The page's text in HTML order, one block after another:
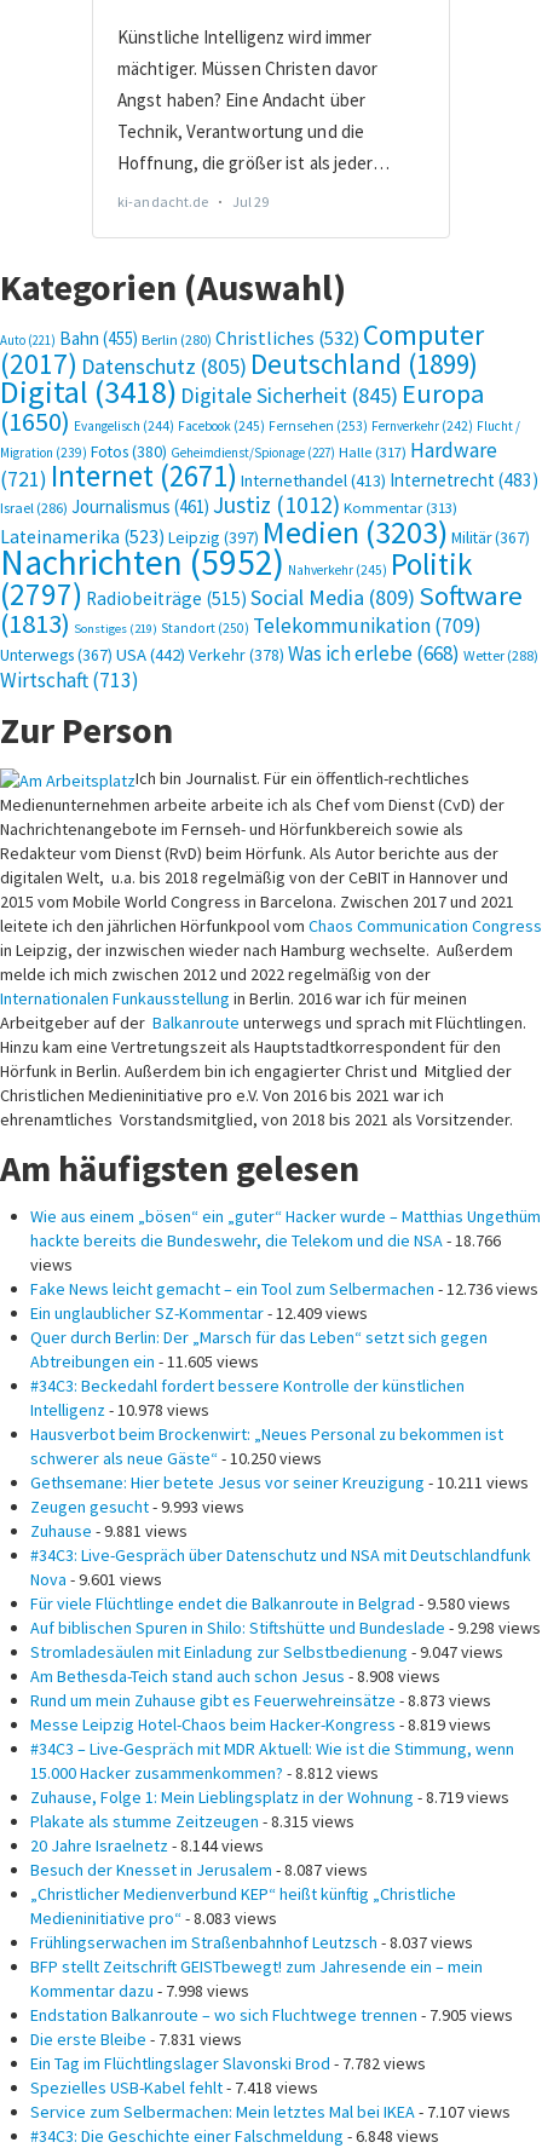
Kategorien (Auswahl)
Auto (221) Bahn (455) Berlin (280) Christliches (532) Computer
(2017) Datenschutz (805) Deutschland (1899)
Digital (3418) Digitale Sicherheit (845) Europa
(1650) Evangelisch (244) Facebook (245) Fernsehen (253) Fernverkehr (242) Flucht /
Migration (239) Fotos(380) Geheimdienst/Spionage (227) Halle(317) Hardware
(721) Internet (2671) Internethandel(413) Internetrecht(483)
Israel (286) Journalismus (461) Justiz (1012) Kommentar(313)
Lateinamerika (523) Leipzig (397) Medien (3203) Militär(367)
Nachrichten(5952) Nahverkehr (245) Politik
(2797) Radiobeiträge (515) Social Media (809) Software
(1813) Sonstiges (219) Standort (250) Telekommunikation(709)
Unterwegs(367) USA(442) Verkehr(378) Was ich erlebe(668) Wetter (288)
Wirtschaft(713)
Zur Person
Ich bin Journalist. Für ein öffentlich-rechtliches
Medienunternehmen arbeite arbeite ich als Chef vom Dienst (CvD) der
Nachrichtenangebote im Fernseh- und Hörfunkbereich sowie als
Redakteur vom Dienst (RvD) beim Hörfunk. Als Autor berichte aus der
digitalen Welt, u.a. bis 2018 regelmäßig von der CeBIT in Hannover und
2015 vom Mobile World Congress in Barcelona. Zwischen 2017 und 2021
leitete ich den jährlichen Hörfunkpool vom Chaos Communication Congress
in Leipzig, der inzwischen wieder nach Hamburg wechselte. Außerdem
melde ich mich zwischen 2012 und 2022 regelmäßig von der
Internationalen Funkausstellung in Berlin. 2016 war ich für meinen
Arbeitgeber auf der Balkanroute unterwegs und sprach mit Flüchtlingen.
Hinzu kam eine Vertretungszeit als Hauptstadtkorrespondent für den
Hörfunk in Berlin. Außerdem bin ich engagierter Christ und Mitglied der
Christlichen Medieninitiative pro e.V. Von 2016 bis 2021 war ich
ehrenamtliches Vorstandsmitglied, von 2018 bis 2021 als Vorsitzender.
Am häufigsten gelesen
Wie aus einem „bösen“ ein „guter“ Hacker wurde – Matthias Ungethüm
hackte bereits die Bundeswehr, die Telekom und die NSA - 18.766
views
Fake News leicht gemacht – ein Tool zum Selbermachen - 12.736 views
Ein unglaublicher SZ-Kommentar- 12.409 views
Quer durch Berlin: Der „Marsch für das Leben“ setzt sich gegen
Abtreibungen ein - 11.605 views
#34C3: Beckedahl fordert bessere Kontrolle der künstlichen
Intelligenz - 10.978 views
Hausverbot beim Brockenwirt: „Neues Personal zu bekommen ist
schwerer als neue Gäste“- 10.250 views
Gethsemane: Hier betete Jesus vor seiner Kreuzigung - 10.211 views
Zeugen gesucht- 9.993 views
Zuhause - 9.881 views
#34C3: Live-Gespräch über Datenschutz und NSA mit Deutschlandfunk
Nova - 9.601 views
Für viele Flüchtlinge endet die Balkanroute in Belgrad - 9.580 views
Auf biblischen Spuren in Shilo: Stiftshütte und Bundeslade - 9.298 views
Stromladesäulen mit Einladung zur Selbstbedienung - 9.047 views
Am Bethesda-Teich stand auch schon Jesus - 8.908 views
Rund um mein Zuhause gibt es Feuerwehreinsätze - 8.873 views
Messe Leipzig Hotel-Chaos beim Hacker-Kongress - 8.819 views
#34C3 – Live-Gespräch mit MDR Aktuell: Wie ist die Stimmung, wenn
15.000 Hacker zusammenkommen? - 8.812 views
Zuhause, Folge 1: Mein Lieblingsplatz in der Wohnung - 8.719 views
Plakate als stumme Zeitzeugen - 8.315 views
20 Jahre Israelnetz - 8.144 views
Besuch der Knesset in Jerusalem - 8.087 views
„Christlicher Medienverbund KEP“ heißt künftig „Christliche
Medieninitiative pro“- 8.083 views
Frühlingserwachen im Straßenbahnhof Leutzsch - 8.037 views
BFP stellt Zeitschrift GEISTbewegt! zum Jahresende ein – mein
Kommentar dazu - 7.998 views
Endstation Balkanroute – wo sich Fluchtwege trennen - 7.905 views
Die erste Bleibe - 7.831 views
Ein Tag im Flüchtlingslager Slavonski Brod - 7.782 views
Spezielles USB-Kabel fehlt- 7.418 views
Service zum Selbermachen: Mein letztes Mal bei IKEA - 7.107 views
#34C3: Die Geschichte einer Falschmeldung - 6.848 views